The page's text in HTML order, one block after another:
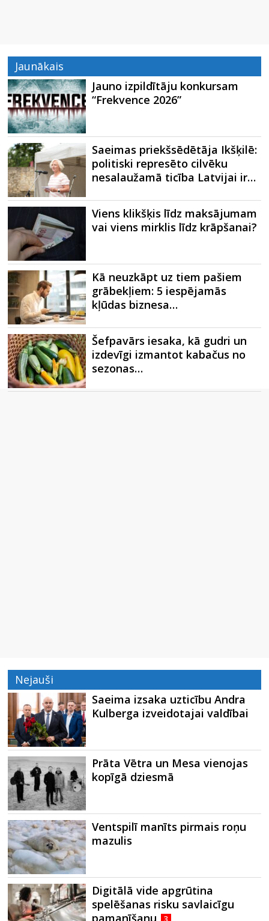
Jaunākais
Jauno izpildītāju konkursam
“Frekvence 2026”
Saeimas priekšsēdētāja Ikšķilē:
politiski represēto cilvēku
nesalaužamā ticība Latvijai ir…
Viens klikšķis līdz maksājumam
vai viens mirklis līdz krāpšanai?
Kā neuzkāpt uz tiem pašiem
grābekļiem: 5 iespējamās
kļūdas biznesa…
Šefpavārs iesaka, kā gudri un
izdevīgi izmantot kabačus no
sezonas…
Nejauši
Saeima izsaka uzticību Andra
Kulberga izveidotajai valdībai
Prāta Vētra un Mesa vienojas
kopīgā dziesmā
Ventspilī manīts pirmais roņu
mazulis
Digitālā vide apgrūtina
spelēšanas risku savlaicīgu
pamanīšanu
3